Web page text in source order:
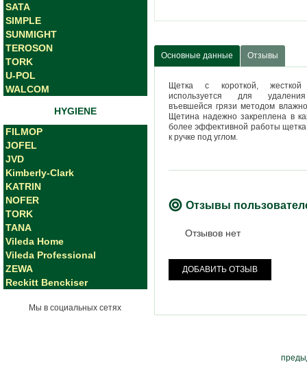
SATA
SIMPLE
SUNMIGHT
TEROSON
TORK
U-POL
WALCOM
HYGIENE
FILMOP
JOFEL
JVD
Kimberly-Clark
KATRIN
NOFER
TORK
TANA
Vileda Home
Vileda Professional
ZEWA
Reckitt Benckiser
Мы в социальных сетях
Основные данные Отзывы
Щетка с короткой,
используется для
въевшейся грязи методом
Щетина надежно закреплена в
более эффективной работы щетка
к ручке под углом.
Отзывы
Отзывов нет
ДОБАВИТЬ ОТЗЫВ